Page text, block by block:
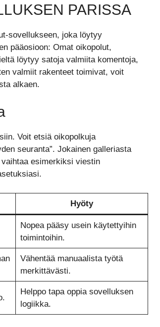
PARISSA
sovellukseen, joka löytyy
pääosioon: Omat oikopolut,
löytyy satoja valmiita komentoja,
valmiit rakenteet toimivat, voit
alkaen.
Voit etsiä oikopolkuja
seuranta”. Jokainen galleriasta
esimerkiksi viestin
Hyöty
Nopea pääsy usein käytettyihin
toimintoihin.
Vähentää manuaalista työtä
merkittävästi.
Helppo tapa oppia sovelluksen
logiikka.